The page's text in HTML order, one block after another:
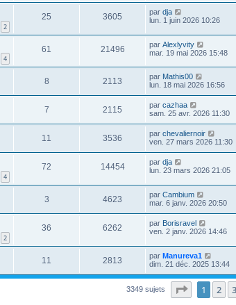
2
25 3605 par dja
lun. 1 juin 2026 10:26
4
61 21496 par Alexlyvity
mar. 19 mai 2026 15:48
8 2113 par Mathis00
lun. 18 mai 2026 16:56
7 2115 par cazhaa
sam. 25 avr. 2026 11:30
11 3536 par chevaliernoir
ven. 27 mars 2026 11:30
4
72 14454 par dja
lun. 23 mars 2026 21:05
3 4623 par Cambium
mar. 6 janv. 2026 20:50
2
36 6262 par Borisravel
ven. 2 janv. 2026 14:46
11 2813 par Manureva1
dim. 21 déc. 2025 13:44
3349 sujets Page sur
1 2 3